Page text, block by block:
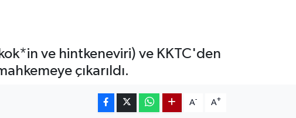
ve hintkeneviri) ve KKTC'den
çıkarıldı.
A- A+